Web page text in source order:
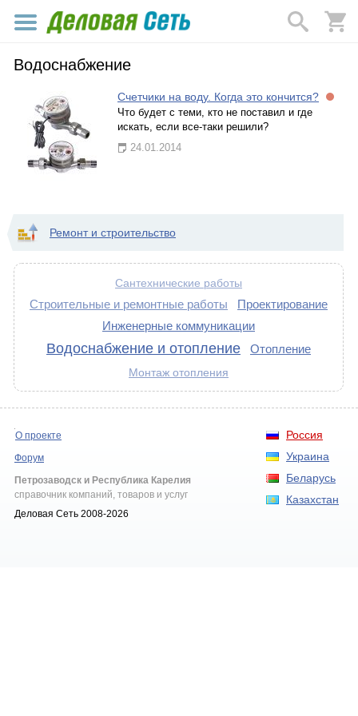
Водоснабжение
Счетчики на воду. Когда это кончится?
Что будет с теми, кто не поставил и где
искать, если все-таки решили?
24.01.2014
Ремонт и строительство
Сантехнические работы
Строительные и ремонтные работы
Проектирование
Инженерные коммуникации
Водоснабжение и отопление Отопление
Монтаж отопления
Россия
Украина
Беларусь
Казахстан
О проекте
Форум
Петрозаводск и Республика Карелия
справочник компаний, товаров и услуг
Деловая Сеть 2008-2026